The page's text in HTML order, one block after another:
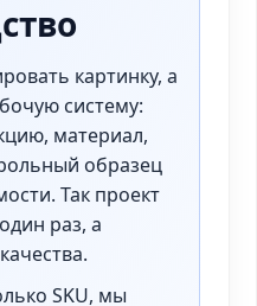
картинку, а
систему:
материал,
образец
Так проект
раз, а
SKU, мы